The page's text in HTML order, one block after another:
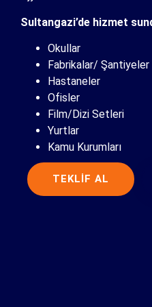
Sultangazi’de hizmet
Okullar
Fabrikalar/ Şantiyeler
Hastaneler
Ofisler
Film/Dizi Setleri
Yurtlar
Kamu Kurumları
TEKLIF AL